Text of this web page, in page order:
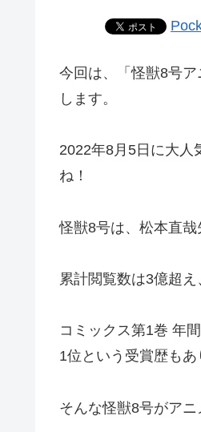
今回は、「怪獣8号
します。
2022年8月5日に大人
ね！
怪獣8号は、松本直哉
累計閲覧数は3億超
コミックス第1巻 年
1位という受賞歴もあ
そんな怪獣8号がアニ